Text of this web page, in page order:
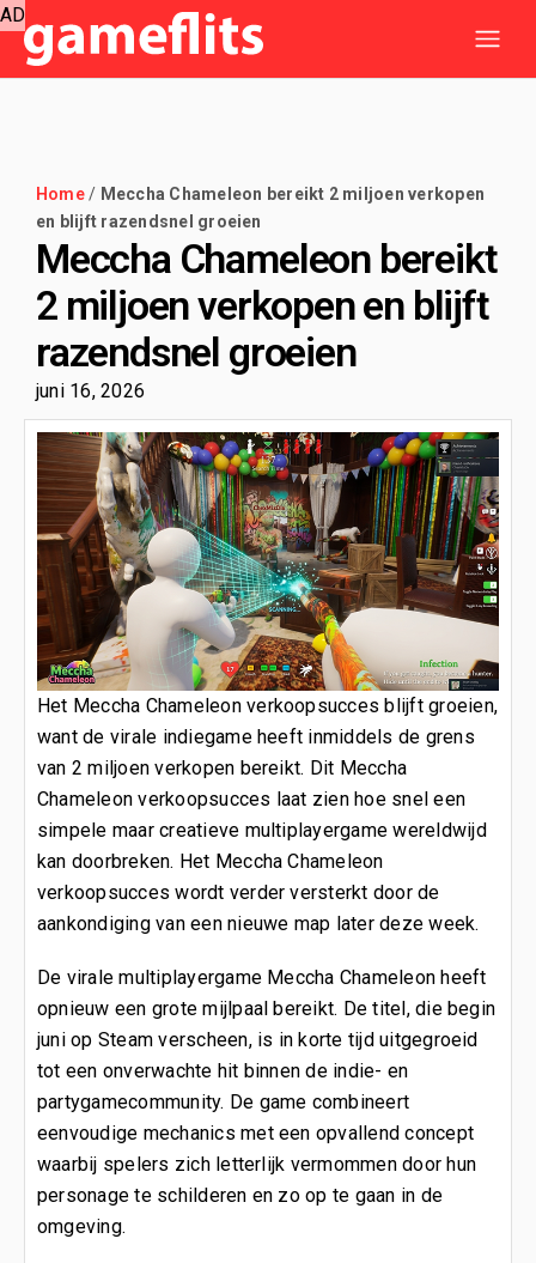
Home/ Meccha Chameleon bereikt 2 miljoen verkopen
en blijft razendsnel groeien
Meccha Chameleon bereikt
2 miljoen verkopen en blijft
razendsnel groeien
juni 16, 2026
Het Meccha Chameleon verkoopsucces blijft groeien,
want de virale indiegame heeft inmiddels de grens
van 2 miljoen verkopen bereikt. Dit Meccha
Chameleon verkoopsucces laat zien hoe snel een
simpele maar creatieve multiplayergame wereldwijd
kan doorbreken. Het Meccha Chameleon
verkoopsucces wordt verder versterkt door de
aankondiging van een nieuwe map later deze week.
De virale multiplayergame Meccha Chameleon heeft
opnieuw een grote mijlpaal bereikt. De titel, die begin
juni op Steam verscheen, is in korte tijd uitgegroeid
tot een onverwachte hit binnen de indie- en
partygamecommunity. De game combineert
eenvoudige mechanics met een opvallend concept
waarbij spelers zich letterlijk vermommen door hun
personage te schilderen en zo op te gaan in de
omgeving.
AD